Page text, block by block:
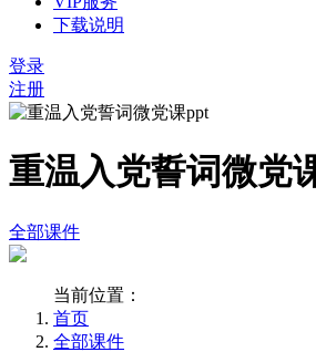
下载说明
登录
注册
重温入党誓词微党
全部课件
当前位置：
首页
全部课件